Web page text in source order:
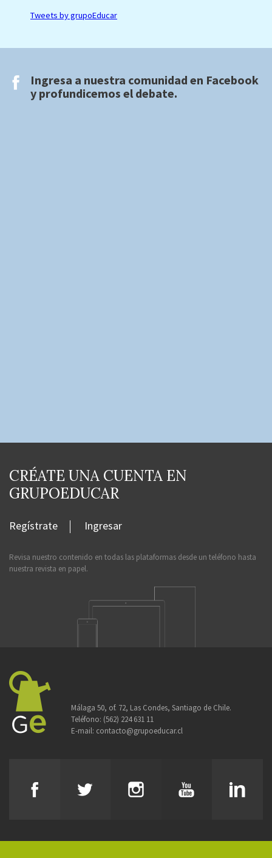
Tweets by grupoEducar
Ingresa a nuestra comunidad en Facebook
y profundicemos el debate.
CRÉATE UNA CUENTA EN
GRUPOEDUCAR
Regístrate Ingresar
Revisa nuestro contenido en todas las plataformas desde un teléfono hasta
nuestra revista en papel.
Málaga 50, of. 72, Las Condes, Santiago de Chile.
Teléfono: (562) 224 631 11
E-mail: contacto@grupoeducar.cl